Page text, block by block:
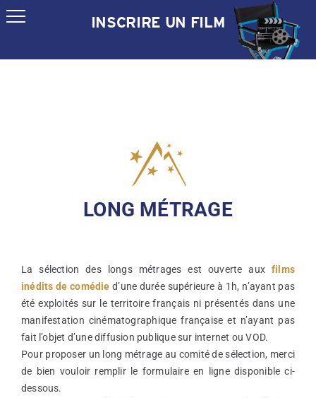
Passer
au
INSCRIRE UN FILM
LONG MÉTRAGE
La sélection des longs métrages est ouverte aux films
inédits de comédie d’une durée supérieure à 1h, n’ayant pas
été exploités sur le territoire français ni présentés dans une
manifestation cinématographique française et n’ayant pas
fait l’objet d’une diffusion publique sur internet ou VOD.
Pour proposer un long métrage au comité de sélection, merci
de bien vouloir remplir le formulaire en ligne disponible ci-
dessous.